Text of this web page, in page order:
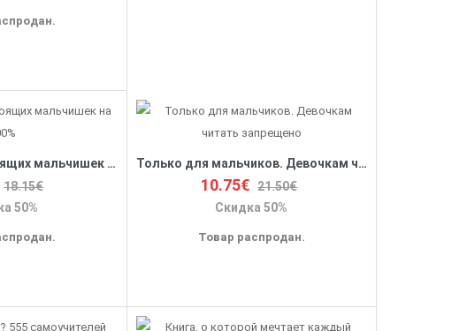
Только для настоящих мальчишек на 100%
18.15€
50%
Только для мальчиков. Девочкам читать запрещено
10.75€ 21.50€
Скидка 50%
Товар распродан.